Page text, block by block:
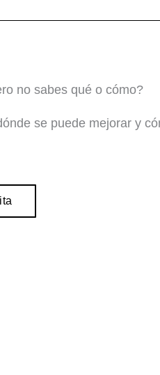
no sabes qué o cómo?
se puede mejorar y